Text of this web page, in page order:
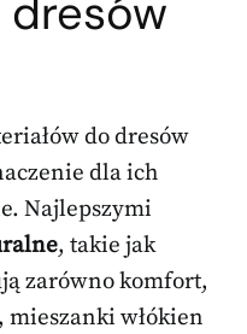
do dresów
dla ich
Najlepszymi
, takie jak
zarówno komfort,
mieszanki włókien